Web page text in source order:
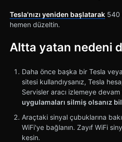
Tesla'nızı yeniden başlatarak 540
hemen düzeltin.
Altta yatan nedeni
Daha önce başka bir Tesla
sitesi kullandıysanız, Tesla
Servisler aracı izlemeye
uygulamaları silmiş olsanız
Araçtaki sinyal çubuklarına
WiFi'ye bağlanın. Zayıf WiFi
kesin.